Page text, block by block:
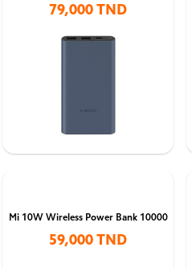
79,000 TND
Mi 10W Wireless Power Bank 10000
59,000 TND